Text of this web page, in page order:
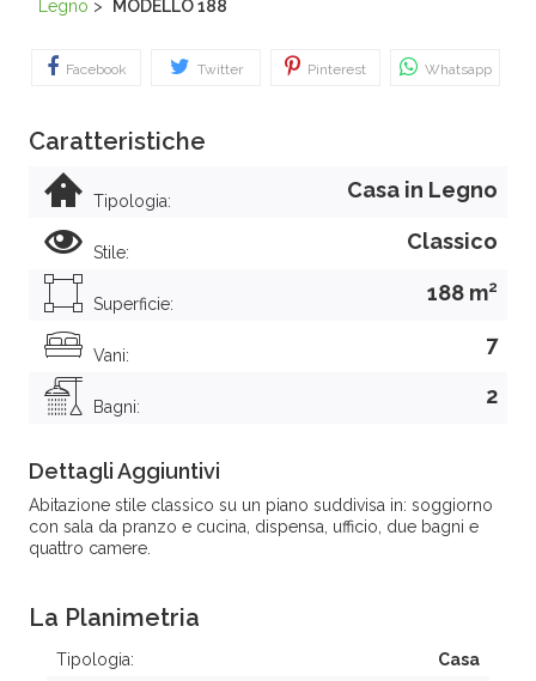
Legno > MODELLO 188
Facebook Twitter Pinterest Whatsapp
Caratteristiche
Tipologia: Casa in Legno
Stile: Classico
Superficie: 188 m2
Vani: 7
Bagni: 2
Dettagli Aggiuntivi
Abitazione stile classico su un piano suddivisa in: soggiorno
con sala da pranzo e cucina, dispensa, ufficio, due bagni e
quattro camere.
La Planimetria
Tipologia:
Casa